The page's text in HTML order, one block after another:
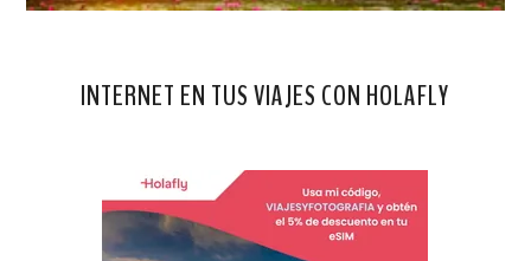
INTERNET EN TUS VIAJES CON HOLAFLY